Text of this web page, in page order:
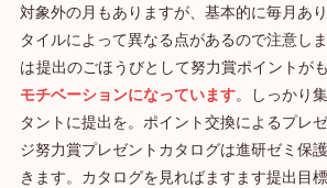
対象外の月もありますが、基本的に毎月あ
タイルによって異なる点があるので注意しま
は提出のごほうびとして努力賞ポイントが
モチベーションになっています。しっかり
タントに提出を。ポイント交換によるプレ
ジ努力賞プレゼントカタログは進研ゼミ保
きます。カタログを見ればますます提出目